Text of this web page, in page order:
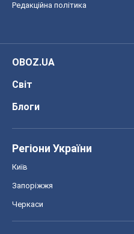
Редакційна політика
OBOZ.UA
Світ
Блоги
Регіони України
Київ
Запоріжжя
Черкаси